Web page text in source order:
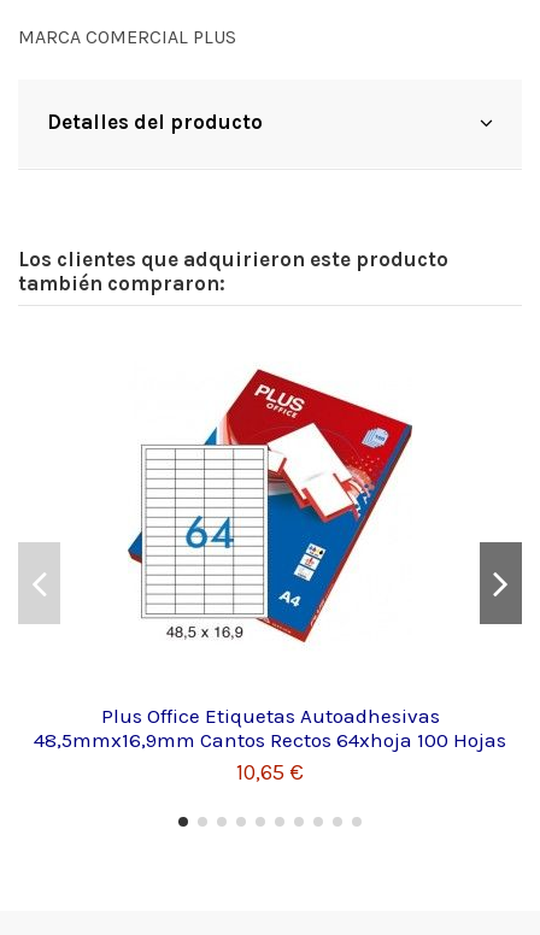
MARCA COMERCIAL PLUS
Detalles del producto
Los clientes que adquirieron este producto
también compraron:
Plus Office Etiquetas Autoadhesivas
48,5mmx16,9mm Cantos Rectos 64xhoja 100 Hojas
10,65 €